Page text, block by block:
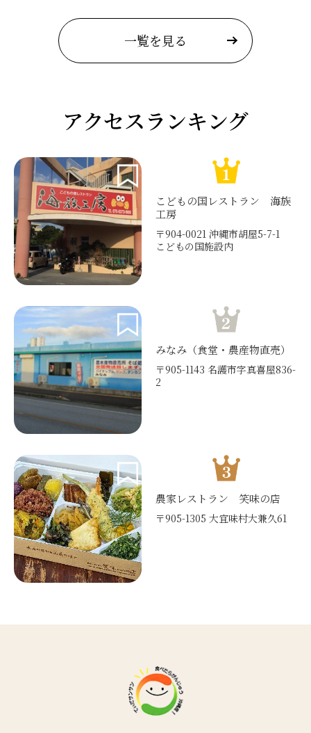
一覧を見る
アクセスランキング
こどもの国レストラン 海族
工房
〒904-0021 沖縄市胡屋5-7-1
こどもの国施設内
みなみ（食堂・農産物直売）
〒905-1143 名護市字真喜屋836-
2
農家レストラン 笑味の店
〒905-1305 大宜味村大兼久61